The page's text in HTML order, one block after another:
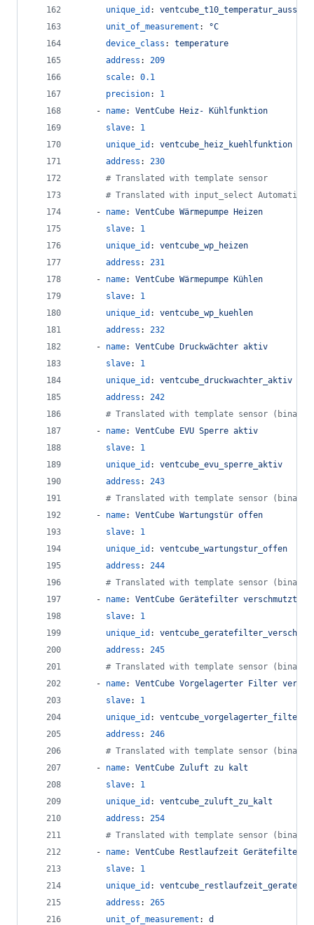
unique_id : ventcube_t10_temperatur_aussen
unit_of_measurement : °C
device_class : temperature
address : 209
scale: 0.1
precision: 1
    -
name: VentCube Heiz- Kühlfunktion
slave: 1
unique_id : ventcube_heiz_kuehlfunktion
address : 230
# Translated with template sensor
# Translated with input_select Automation
    -
name: VentCube Wärmepumpe Heizen
slave: 1
unique_id : ventcube_wp_heizen
address : 231
    -
name: VentCube Wärmepumpe Kühlen
slave: 1
unique_id : ventcube_wp_kuehlen
address : 232
    -
name: VentCube Druckwächter aktiv
slave: 1
unique_id : ventcube_druckwachter_aktiv
address : 242
# Translated with template sensor
    -
name: VentCube EVU Sperre aktiv
slave: 1
unique_id : ventcube_evu_sperre_aktiv
address : 243
# Translated with template sensor
    -
name: VentCube Wartungstür offen
slave: 1
unique_id : ventcube_wartungstur_offen
address : 244
# Translated with template sensor
    -
name: VentCube Gerätefilter verschmutzt
slave: 1
unique_id :
address : 245
# Translated with template sensor
    -
name: VentCube Vorgelagerter Filter
slave: 1
unique_id :
address : 246
# Translated with template sensor
    -
name: VentCube Zuluft zu kalt
slave: 1
unique_id : ventcube_zuluft_zu_kalt
address : 254
# Translated with template sensor
    -
name: VentCube Restlaufzeit Gerätefilter
slave: 1
unique_id :
address : 265
unit_of_measurement : d